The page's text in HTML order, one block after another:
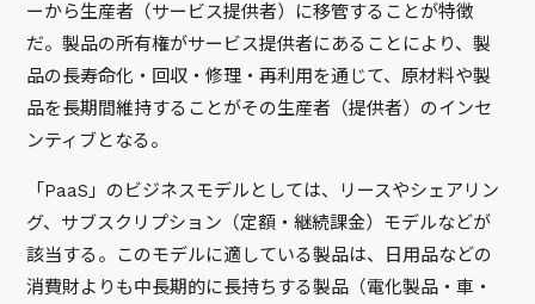
ーから生産者（サービス提供者）に移管することが特徴
だ。製品の所有権がサービス提供者にあることにより、製
品の長寿命化・回収・修理・再利用を通じて、原材料や製
品を長期間維持することがその生産者（提供者）のインセ
ンティブとなる。
「PaaS」のビジネスモデルとしては、リースやシェアリン
グ、サブスクリプション（定額・継続課金）モデルなどが
該当する。このモデルに適している製品は、日用品などの
消費財よりも中長期的に長持ちする製品（電化製品・車・